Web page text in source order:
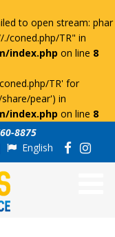
to open stream: phar
coned.php/TR" in
index.php on line 8
TR' for
pear') in
index.php on line 8
8875
English